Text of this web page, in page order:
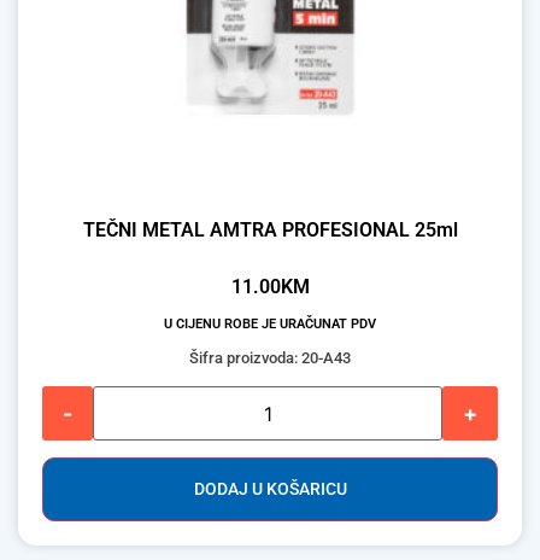
TEČNI METAL AMTRA PROFESIONAL 25ml
11.00KM
U CIJENU ROBE JE URAČUNAT PDV
Šifra proizvoda: 20-A43
- +
DODAJ U KOŠARICU